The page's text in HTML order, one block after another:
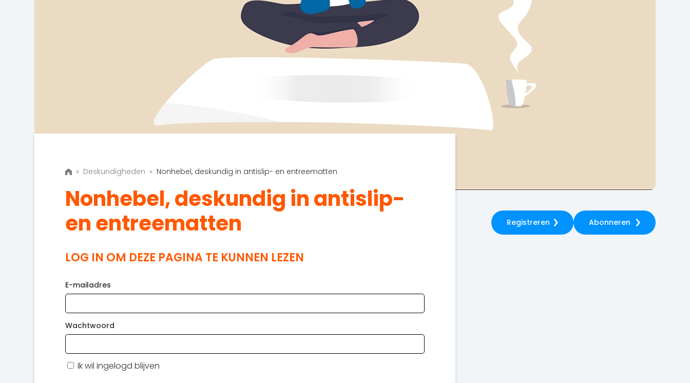
« Deskundigheden « Nonhebel, deskundig in antislip- en entreematten
Nonhebel, deskundig in antislip-
en entreematten
LOG IN OM DEZE PAGINA TE KUNNEN LEZEN
E-mailadres
Wachtwoord
Ik wil ingelogd blijven
Registreren Abonneren